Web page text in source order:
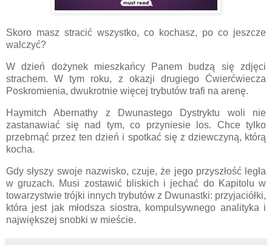
Skoro masz stracić wszystko, co kochasz, po co jeszcze
walczyć?
W dzień dożynek mieszkańcy Panem budzą się zdjęci
strachem. W tym roku, z okazji drugiego Ćwierćwiecza
Poskromienia, dwukrotnie więcej trybutów trafi na arenę.
Haymitch Abernathy z Dwunastego Dystryktu woli nie
zastanawiać się nad tym, co przyniesie los. Chce tylko
przebrnąć przez ten dzień i spotkać się z dziewczyną, którą
kocha.
Gdy słyszy swoje nazwisko, czuje, że jego przyszłość legła
w gruzach. Musi zostawić bliskich i jechać do Kapitolu w
towarzystwie trójki innych trybutów z Dwunastki: przyjaciółki,
która jest jak młodsza siostra, kompulsywnego analityka i
największej snobki w mieście.